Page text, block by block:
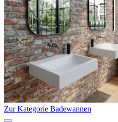
Zur Kategorie Badewannen